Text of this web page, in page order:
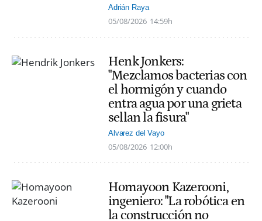
Adrián Raya
05/08/2026 14:59h
Henk Jonkers:
"Mezclamos bacterias con
el hormigón y cuando
entra agua por una grieta
sellan la fisura"
Alvarez del Vayo
05/08/2026 12:00h
Homayoon Kazerooni,
ingeniero: "La robótica en
la construcción no